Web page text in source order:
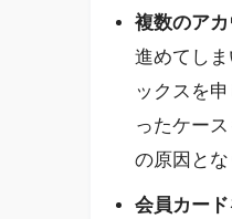
複数のア
進めてし
ックスを
ったケー
の原因とな
会員カー